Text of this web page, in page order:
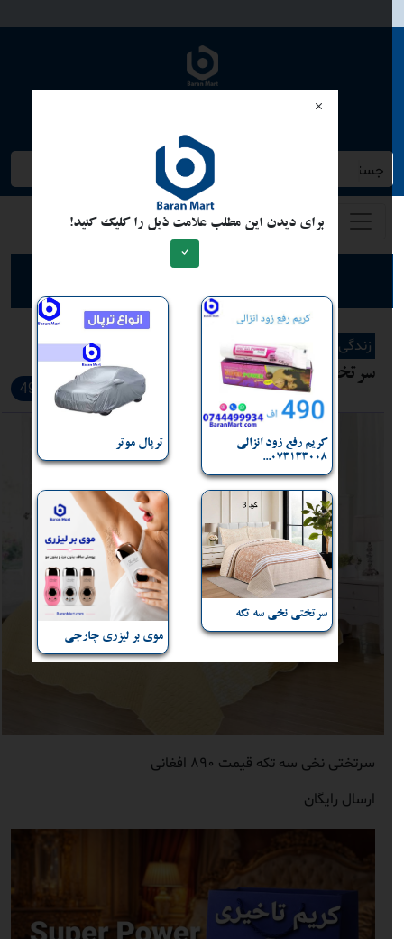
جستجو کنید/ همه چیز در باران مارت
ارسال مطلب برای نشر
زندگی زنا شوهری
سرتختی
490
سرتختی نخی سه تکه قیمت 890 افغانی
ارسال رایگان
برای دیدن این مطلب علامت ذیل را کلیک کنید!
کریم رفع زود انزالی
073133008...
ترپال موتر
سرتختی نخی سه تکه
موی بر لیزری چارجی